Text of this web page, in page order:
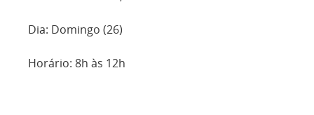
Dia: Domingo (26)
Horário: 8h às 12h